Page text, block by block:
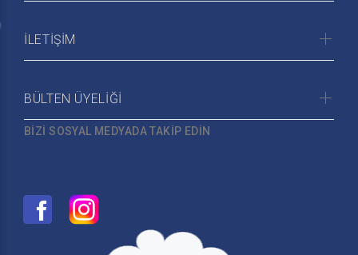
İLETİŞİM
BÜLTEN ÜYELİĞİ
BİZİ SOSYAL MEDYADA TAKİP EDİN